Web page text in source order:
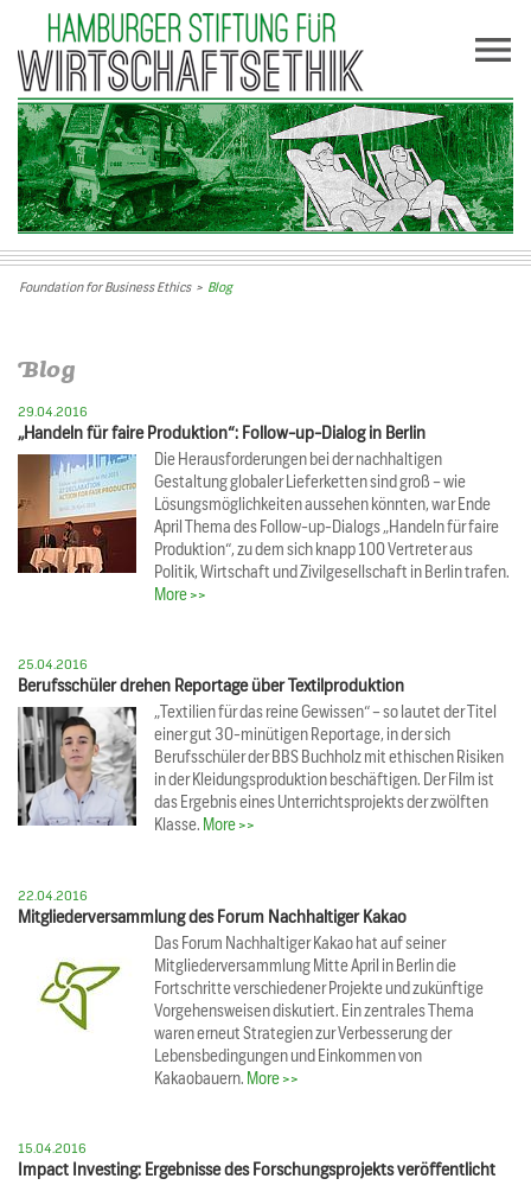
Foundation for Business Ethics> Blog
Blog
29.04.2016
„Handeln für faire Produktion“: Follow-up-Dialog in Berlin
Die Herausforderungen bei der nachhaltigen
Gestaltung globaler Lieferketten sind groß – wie
Lösungsmöglichkeiten aussehen könnten, war Ende
April Thema des Follow-up-Dialogs „Handeln für faire
Produktion“, zu dem sich knapp 100 Vertreter aus
Politik, Wirtschaft und Zivilgesellschaft in Berlin trafen.
More >>
25.04.2016
Berufsschüler drehen Reportage über Textilproduktion
„Textilien für das reine Gewissen“ – so lautet der Titel
einer gut 30-minütigen Reportage, in der sich
Berufsschüler der BBS Buchholz mit ethischen Risiken
in der Kleidungsproduktion beschäftigen. Der Film ist
das Ergebnis eines Unterrichtsprojekts der zwölften
Klasse. More >>
22.04.2016
Mitgliederversammlung des Forum Nachhaltiger Kakao
Das Forum Nachhaltiger Kakao hat auf seiner
Mitgliederversammlung Mitte April in Berlin die
Fortschritte verschiedener Projekte und zukünftige
Vorgehensweisen diskutiert. Ein zentrales Thema
waren erneut Strategien zur Verbesserung der
Lebensbedingungen und Einkommen von
Kakaobauern. More >>
15.04.2016
Impact Investing: Ergebnisse des Forschungsprojekts veröffentlicht